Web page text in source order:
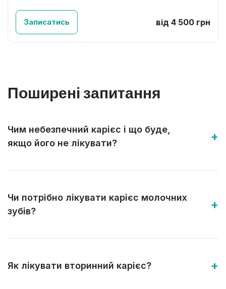
від 4 500 грн
Записатись
Поширені запитання
Чим небезпечний карієс і що буде,
якщо його не лікувати?
Чи потрібно лікувати карієс молочних
зубів?
Як лікувати вторинний карієс?